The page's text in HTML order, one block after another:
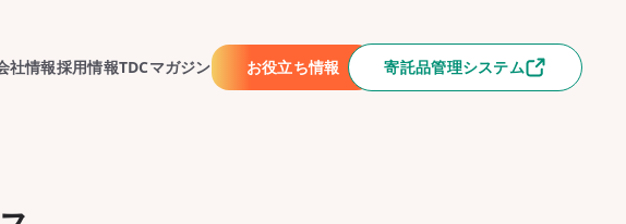
社情報採用情報TDCマガジン お役立ち情報 寄託品管理システム